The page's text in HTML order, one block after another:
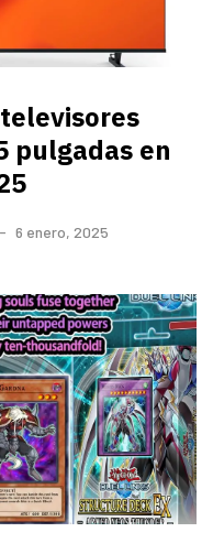
pulgadas en
6 enero, 2025